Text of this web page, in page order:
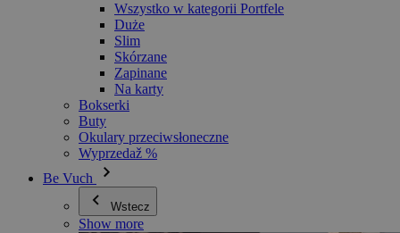
Wszystko w kategorii Portfele
Duże
Slim
Skórzane
Zapinane
Na karty
Bokserki
Buty
Okulary przeciwsłoneczne
Wyprzedaž %
Be Vuch
Wstecz
Show more